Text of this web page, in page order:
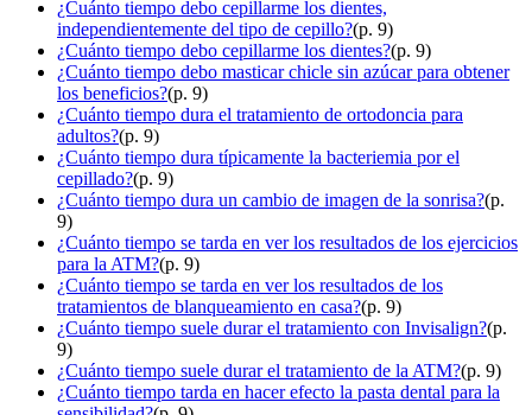
¿Cuánto tiempo debo cepillarme los dientes,
independientemente del tipo de cepillo?(p. 9)
¿Cuánto tiempo debo cepillarme los dientes?(p. 9)
¿Cuánto tiempo debo masticar chicle sin azúcar para obtener
los beneficios?(p. 9)
¿Cuánto tiempo dura el tratamiento de ortodoncia para
adultos?(p. 9)
¿Cuánto tiempo dura típicamente la bacteriemia por el
cepillado?(p. 9)
¿Cuánto tiempo dura un cambio de imagen de la sonrisa?(p.
9)
¿Cuánto tiempo se tarda en ver los resultados de los ejercicios
para la ATM?(p. 9)
¿Cuánto tiempo se tarda en ver los resultados de los
tratamientos de blanqueamiento en casa?(p. 9)
¿Cuánto tiempo suele durar el tratamiento con Invisalign?(p.
9)
¿Cuánto tiempo suele durar el tratamiento de la ATM?(p. 9)
¿Cuánto tiempo tarda en hacer efecto la pasta dental para la